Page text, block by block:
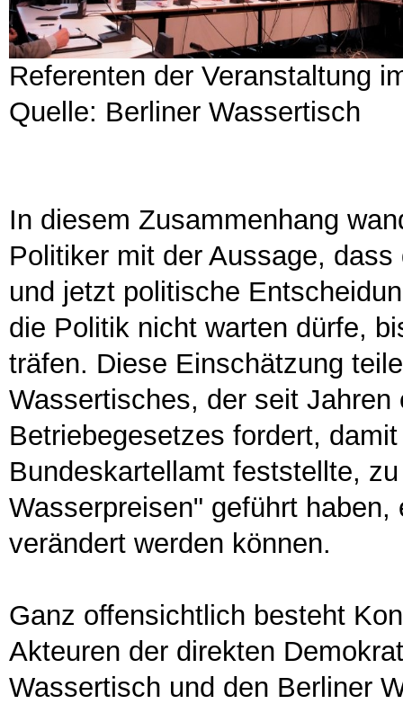
Referenten der Veranstaltung
Quelle: Berliner Wassertisch
In diesem Zusammenhang
Politiker mit der Aussage,
und jetzt politische
die Politik nicht warten dürfe,
träfen. Diese Einschätzung
Wassertisches, der seit
Betriebegesetzes fordert,
Bundeskartellamt feststellte,
Wasserpreisen" geführt
verändert werden können.
Ganz offensichtlich besteht
Akteuren der direkten
Wassertisch und den Berliner